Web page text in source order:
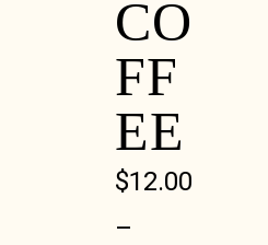
CO
FF
EE
$12.00
–